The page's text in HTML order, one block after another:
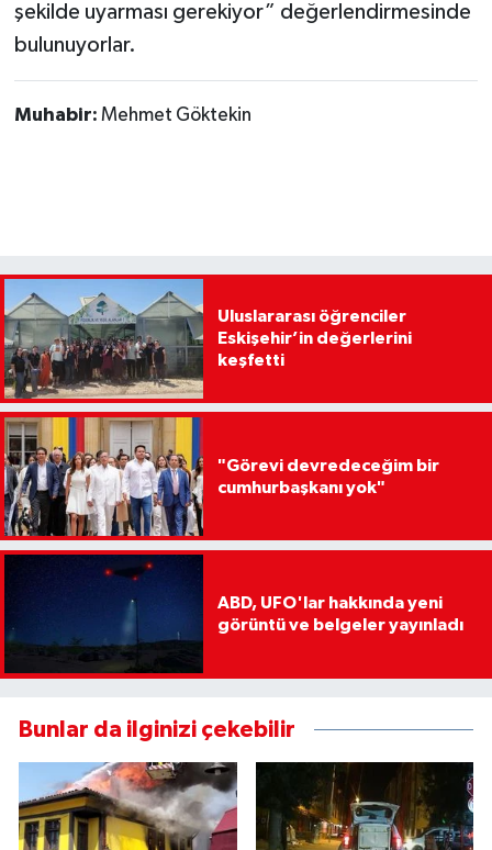
şekilde uyarması gerekiyor” değerlendirmesinde
bulunuyorlar.
Muhabir: Mehmet Göktekin
Uluslararası öğrenciler
Eskişehir’in değerlerini
keşfetti
"Görevi devredeceğim bir
cumhurbaşkanı yok"
ABD, UFO'lar hakkında yeni
görüntü ve belgeler yayınladı
Bunlar da ilginizi çekebilir